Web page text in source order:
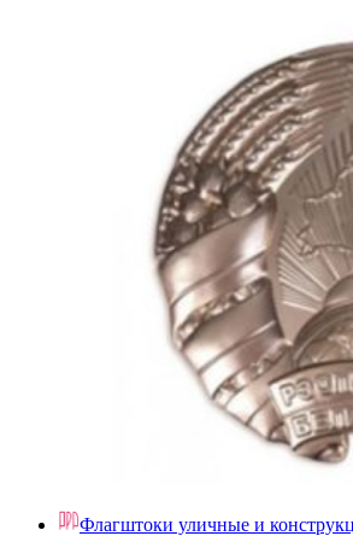
Флагштоки уличные и